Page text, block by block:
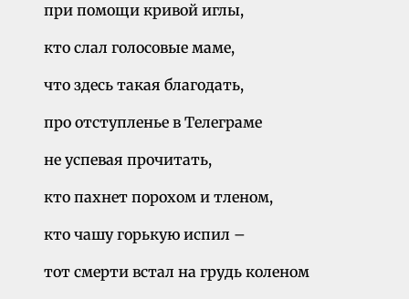
при помощи кривой иглы,
кто слал голосовые маме,
что здесь такая благодать,
про отступленье в Телеграме
не успевая прочитать,
кто пахнет порохом и тленом,
кто чашу горькую испил –
тот смерти встал на грудь коленом